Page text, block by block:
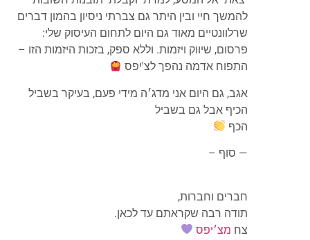
להמשך חיי ובין היתר גם צברתי ניסיון בהמון דברים
שרלוונטיים מאוד גם היום לתחום העיסוק שלי:
פרסום, שיווק ויזמות. וללא ספק, בזכות היזמות הזו –
התפוח אדמה נהפך לצ'יפס
אגב, גם היום אני מדג׳ה מידי פעם, בעיקר בשביל
הכיף אבל גם בשביל
הכף
— סוף –
חברים וחברות,
תודה רבה שקראתם עד לכאן.
צח מצ׳יפס